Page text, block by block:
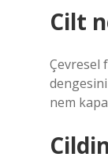
Cilt
Çevresel
nem